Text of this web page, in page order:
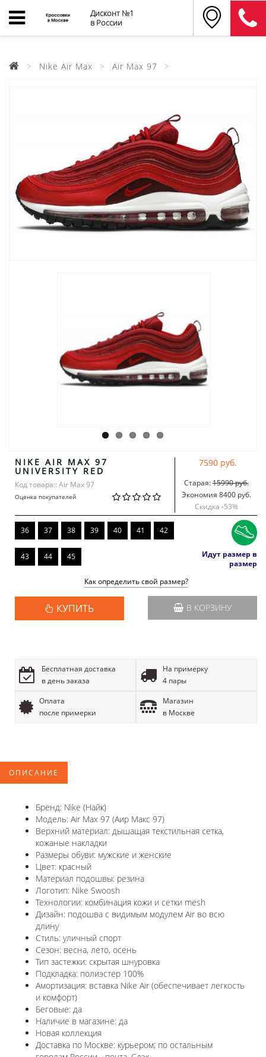
Дисконт №1
в России
Nike Air Max Air Max 97
NIKE AIR MAX 97
UNIVERSITY RED
Код товара:: Air Max 97
Оценка покупателей
7590 руб.
Старая:15990 руб.
Экономия 8400 руб.
Скидка -53%
36 37 38 39 40 41 42
43 44 45
Идут размер в
размер
Как определить свой размер?
КУПИТЬ В КОРЗИНУ
Бесплатная доставка
в день заказа
На примерку
4 пары
Оплата
после примерки
Магазин
в Москве
ОПИСАНИЕ
Бренд: Nike (Найк)
Модель: Air Max 97 (Аир Макс 97)
Верхний материал: дышащая текстильная сетка,
кожаные накладки
Размеры обуви: мужские и женские
Цвет: красный
Материал подошвы: резина
Логотип: Nike Swoosh
Технологии: комбинация кожи и сетки mesh
Дизайн: подошва с видимым модулем Air во всю
длину
Стиль: уличный спорт
Сезон: весна, лето, осень
Тип застежки: скрытая шнуровка
Подкладка: полиэстер 100%
Амортизация: вставка Nike Air (обеспечивает легкость
и комфорт)
Беговые: да
Наличие в магазине: да
Новая коллекция
Доставка по Москве: курьером; по остальным